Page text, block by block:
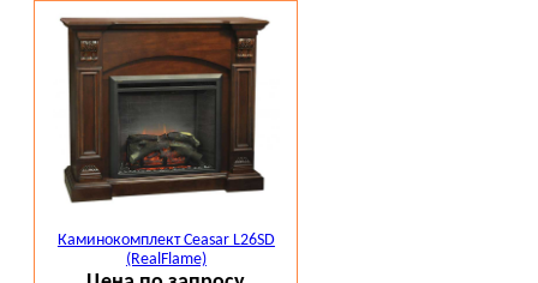
Каминокомплект Ceasar L26SD
(RealFlame)